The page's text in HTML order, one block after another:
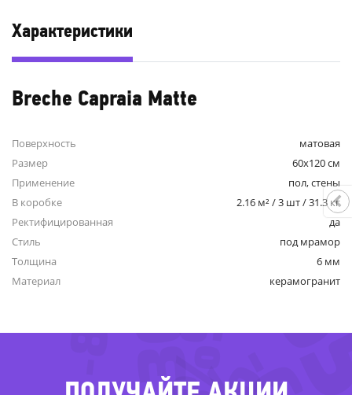
Характеристики
Breche Capraia Matte
Поверхность
матовая
Размер
60x120 см
Применение
пол, стены
В коробке
2.16 м² / 3 шт / 31.3 кг
Ректифицированная
да
Стиль
под мрамор
Толщина
6 мм
Материал
керамогранит
-36%
-80% -36%